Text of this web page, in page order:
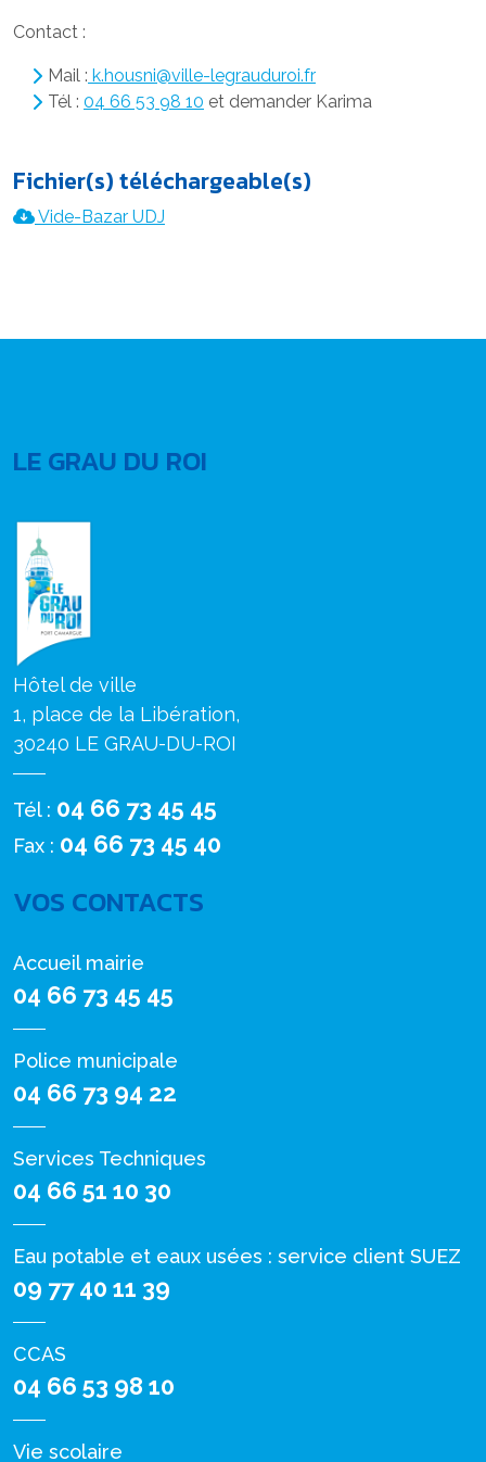
Contact :
Mail : k.housni@ville-legrauduroi.fr
Tél : 04 66 53 98 10 et demander Karima
Fichier(s) téléchargeable(s)
Vide-Bazar UDJ
LE GRAU DU ROI
Hôtel de ville
1, place de la Libération,
30240 LE GRAU-DU-ROI
Tél : 04 66 73 45 45
Fax : 04 66 73 45 40
VOS CONTACTS
Accueil mairie
04 66 73 45 45
Police municipale
04 66 73 94 22
Services Techniques
04 66 51 10 30
Eau potable et eaux usées : service client SUEZ
09 77 40 11 39
CCAS
04 66 53 98 10
Vie scolaire